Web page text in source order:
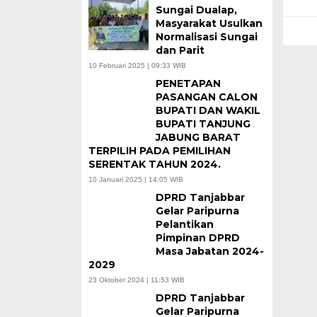
Sungai Dualap,
Masyarakat Usulkan
Normalisasi Sungai
dan Parit
10 Februari 2025 | 09:33 WIB
PENETAPAN
PASANGAN CALON
BUPATI DAN WAKIL
BUPATI TANJUNG
JABUNG BARAT
TERPILIH PADA PEMILIHAN
SERENTAK TAHUN 2024.
10 Januari 2025 | 14:05 WIB
DPRD Tanjabbar
Gelar Paripurna
Pelantikan
Pimpinan DPRD
Masa Jabatan 2024-
2029
23 Oktober 2024 | 11:53 WIB
DPRD Tanjabbar
Gelar Paripurna